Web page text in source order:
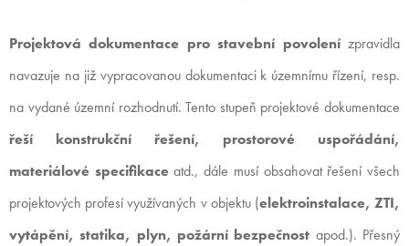
Projektová dokumentace pro stavební povolenízpravidla
navazuje na již vypracovanou dokumentaci k územnímu řízení, resp.
na vydané územní rozhodnutí. Tento stupeň projektové dokumentace
řeší konstrukční řešení, prostorové uspořádání,
materiálové specifikaceatd., dále musí obsahovat řešení všech
projektových profesí využívaných v objektu (elektroinstalace, ZTI,
vytápění, statika, plyn, požární bezpečnost apod.). Přesný